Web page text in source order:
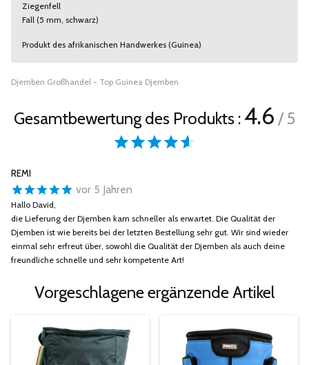
Ziegenfell
Fall (5 mm, schwarz)
Produkt des afrikanischen Handwerkes (Guinea)
Djemben Großhandel - Top Guinea Djemben
Gesamtbewertung des Produkts :4.6 / 5
REMI
vor 5 Jahren
Hallo David,
die Lieferung der Djemben kam schneller als erwartet. Die Qualität der
Djemben ist wie bereits bei der letzten Bestellung sehr gut. Wir sind wieder
einmal sehr erfreut über, sowohl die Qualität der Djemben als auch deine
freundliche schnelle und sehr kompetente Art!
Vorgeschlagene ergänzende Artikel